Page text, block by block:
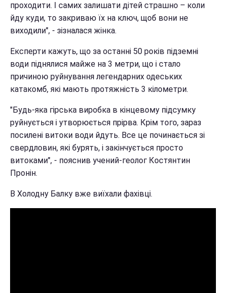
проходити. І самих залишати дітей страшно – коли
йду куди, то закриваю їх на ключ, щоб вони не
виходили", - зізналася жінка.
Експерти кажуть, що за останні 50 років підземні
води піднялися майже на 3 метри, що і стало
причиною руйнування легендарних одеських
катакомб, які мають протяжність 3 кілометри.
"Будь-яка гірська виробка в кінцевому підсумку
руйнується і утворюється прірва. Крім того, зараз
посилені витоки води йдуть. Все це починається зі
свердловин, які бурять, і закінчується просто
витоками", - пояснив учений-геолог Костянтин
Пронін.
В Холодну Балку вже виїхали фахівці.